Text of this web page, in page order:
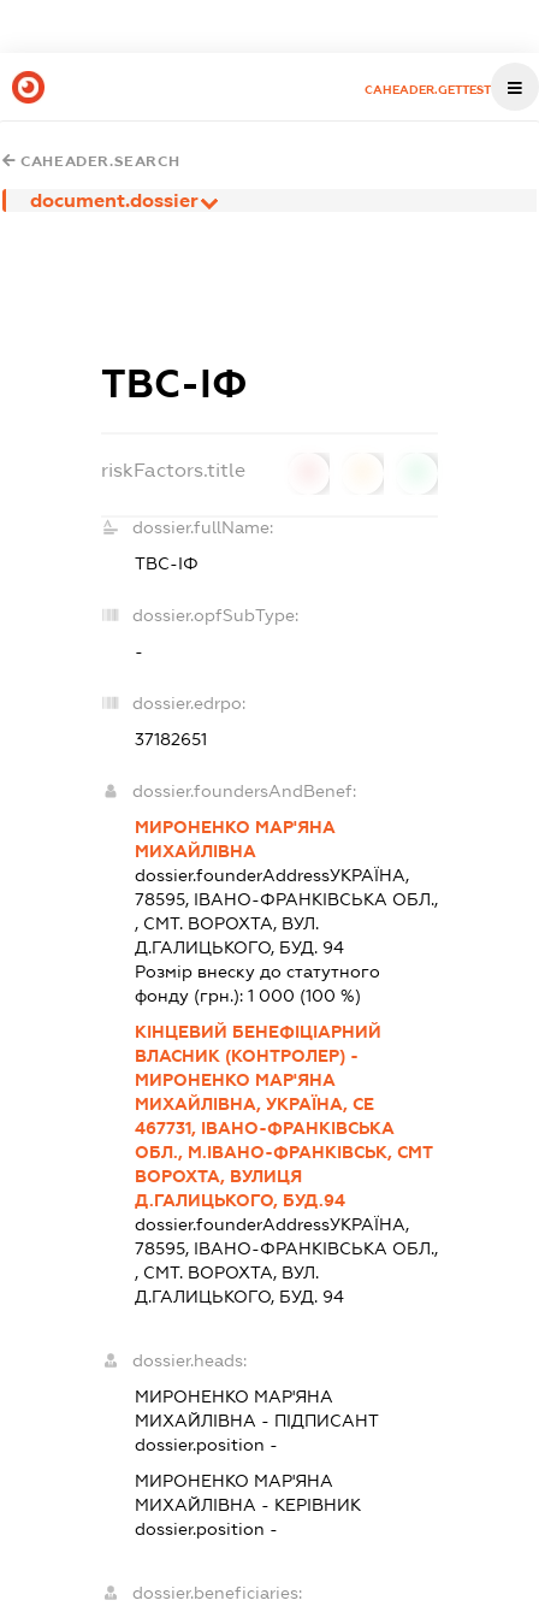
CAHEADER.GETTEST
CAHEADER.SEARCH
document.dossier
ТВС-ІФ
riskFactors.title
dossier.fullName:
ТВС-ІФ
dossier.opfSubType:
-
dossier.edrpo:
37182651
dossier.foundersAndBenef:
МИРОНЕНКО МАР'ЯНА
МИХАЙЛІВНА
dossier.founderAddressУКРАЇНА,
78595, IВАНО-ФРАНКIВСЬКА ОБЛ.,
, СМТ. ВОРОХТА, ВУЛ.
Д.ГАЛИЦЬКОГО, БУД. 94
Розмір внеску до статутного
фонду (грн.): 1 000 (100 %)
КІНЦЕВИЙ БЕНЕФІЦІАРНИЙ
ВЛАСНИК (КОНТРОЛЕР) -
МИРОНЕНКО МАР'ЯНА
МИХАЙЛІВНА, УКРАЇНА, СЕ
467731, ІВАНО-ФРАНКІВСЬКА
ОБЛ., М.ІВАНО-ФРАНКІВСЬК, СМТ
ВОРОХТА, ВУЛИЦЯ
Д.ГАЛИЦЬКОГО, БУД.94
dossier.founderAddressУКРАЇНА,
78595, IВАНО-ФРАНКIВСЬКА ОБЛ.,
, СМТ. ВОРОХТА, ВУЛ.
Д.ГАЛИЦЬКОГО, БУД. 94
dossier.heads:
МИРОНЕНКО МАР'ЯНА
МИХАЙЛІВНА - ПІДПИСАНТ
dossier.position -
МИРОНЕНКО МАР'ЯНА
МИХАЙЛІВНА - КЕРІВНИК
dossier.position -
dossier.beneficiaries: